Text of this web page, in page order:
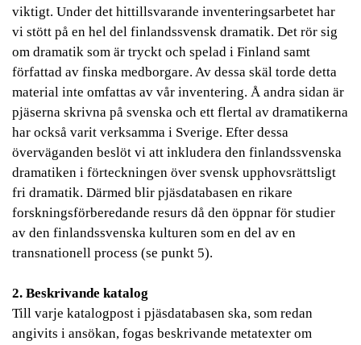
viktigt. Under det hittillsvarande inventeringsarbetet har
vi stött på en hel del finlandssvensk dramatik. Det rör sig
om dramatik som är tryckt och spelad i Finland samt
författad av finska medborgare. Av dessa skäl torde detta
material inte omfattas av vår inventering. Å andra sidan är
pjäserna skrivna på svenska och ett flertal av dramatikerna
har också varit verksamma i Sverige. Efter dessa
överväganden beslöt vi att inkludera den finlandssvenska
dramatiken i förteckningen över svensk upphovsrättsligt
fri dramatik. Därmed blir pjäsdatabasen en rikare
forskningsförberedande resurs då den öppnar för studier
av den finlandssvenska kulturen som en del av en
transnationell process (se punkt 5).
2. Beskrivande katalog
Till varje katalogpost i pjäsdatabasen ska, som redan
angivits i ansökan, fogas beskrivande metatexter om